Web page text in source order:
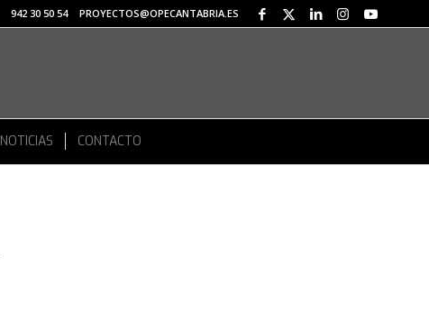
942 30 50 54 PROYECTOS@OPECANTABRIA.ES
NOTICIAS CONTACTO